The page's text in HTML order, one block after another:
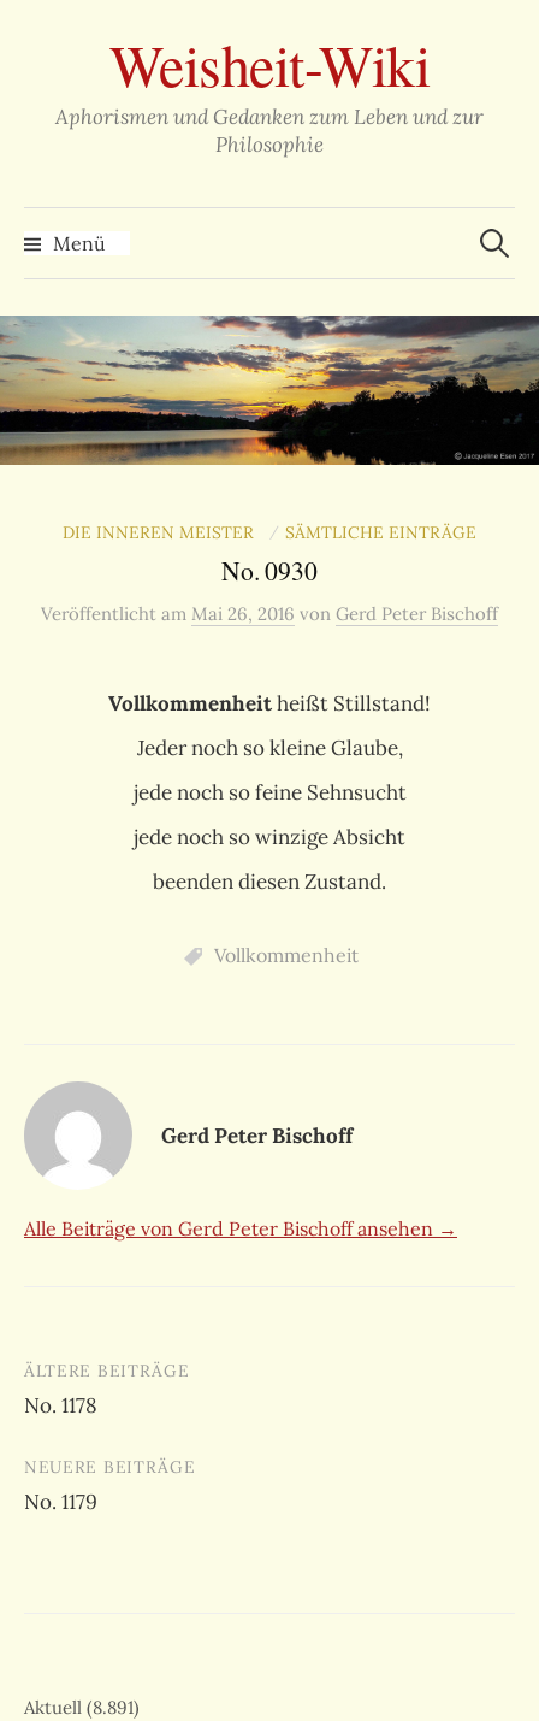
überspringenWeisheit-Wiki
Aphorismen und Gedanken zum Leben und zur
Philosophie
Menü
Suchen
nach:
DIE INNEREN MEISTER / SÄMTLICHE EINTRÄGE
No. 0930
Veröffentlicht am Mai 26, 2016 von Gerd Peter Bischoff
Vollkommenheitheißt Stillstand!
Jeder noch so kleine Glaube,
jede noch so feine Sehnsucht
jede noch so winzige Absicht
beenden diesen Zustand.
Vollkommenheit
Gerd Peter Bischoff
Alle Beiträge von Gerd Peter Bischoff ansehen →
Beitragsnavigation
ÄLTERE BEITRÄGE
No. 1178
NEUERE BEITRÄGE
No. 1179
Aktuell (8.891)